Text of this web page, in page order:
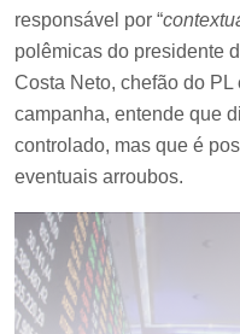
responsável por “
polêmicas do presidente
Costa Neto, chefão do
campanha, entende que
controlado, mas que é
eventuais arroubos.